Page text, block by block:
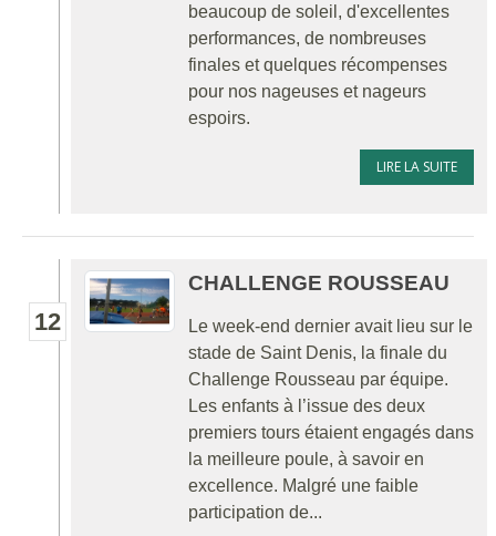
beaucoup de soleil, d'excellentes
performances, de nombreuses
finales et quelques récompenses
pour nos nageuses et nageurs
espoirs.
LIRE LA SUITE
12
CHALLENGE ROUSSEAU
Le week-end dernier avait lieu sur le
stade de Saint Denis, la finale du
Challenge Rousseau par équipe.
Les enfants à l’issue des deux
premiers tours étaient engagés dans
la meilleure poule, à savoir en
excellence. Malgré une faible
participation de...